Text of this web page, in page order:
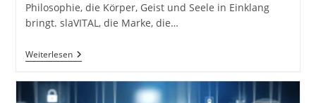
Philosophie, die Körper, Geist und Seele in Einklang
bringt. slaVITAL, die Marke, die…
WeiterlesenSlaVITAL
Slavica
Fitness